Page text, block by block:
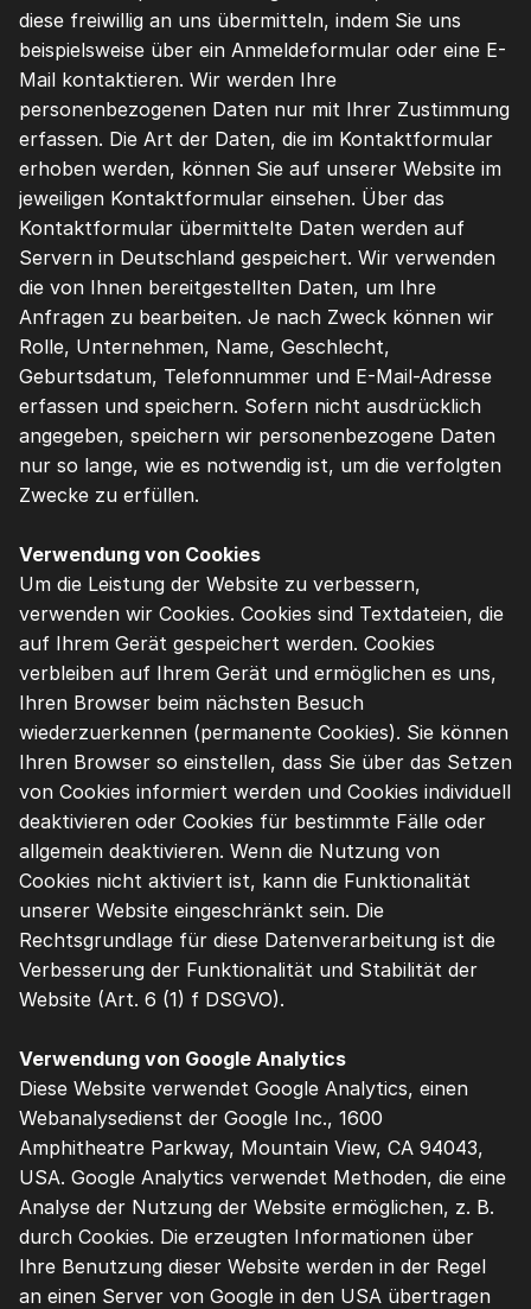
diese freiwillig an uns übermitteln, indem Sie uns
beispielsweise über ein Anmeldeformular oder eine E-
Mail kontaktieren. Wir werden Ihre
personenbezogenen Daten nur mit Ihrer Zustimmung
erfassen. Die Art der Daten, die im Kontaktformular
erhoben werden, können Sie auf unserer Website im
jeweiligen Kontaktformular einsehen. Über das
Kontaktformular übermittelte Daten werden auf
Servern in Deutschland gespeichert. Wir verwenden
die von Ihnen bereitgestellten Daten, um Ihre
Anfragen zu bearbeiten. Je nach Zweck können wir
Rolle, Unternehmen, Name, Geschlecht,
Geburtsdatum, Telefonnummer und E-Mail-Adresse
erfassen und speichern. Sofern nicht ausdrücklich
angegeben, speichern wir personenbezogene Daten
nur so lange, wie es notwendig ist, um die verfolgten
Zwecke zu erfüllen.
Verwendung von Cookies
Um die Leistung der Website zu verbessern,
verwenden wir Cookies. Cookies sind Textdateien, die
auf Ihrem Gerät gespeichert werden. Cookies
verbleiben auf Ihrem Gerät und ermöglichen es uns,
Ihren Browser beim nächsten Besuch
wiederzuerkennen (permanente Cookies). Sie können
Ihren Browser so einstellen, dass Sie über das Setzen
von Cookies informiert werden und Cookies individuell
deaktivieren oder Cookies für bestimmte Fälle oder
allgemein deaktivieren. Wenn die Nutzung von
Cookies nicht aktiviert ist, kann die Funktionalität
unserer Website eingeschränkt sein. Die
Rechtsgrundlage für diese Datenverarbeitung ist die
Verbesserung der Funktionalität und Stabilität der
Website (Art. 6 (1) f DSGVO).
Verwendung von Google Analytics
Diese Website verwendet Google Analytics, einen
Webanalysedienst der Google Inc., 1600
Amphitheatre Parkway, Mountain View, CA 94043,
USA. Google Analytics verwendet Methoden, die eine
Analyse der Nutzung der Website ermöglichen, z. B.
durch Cookies. Die erzeugten Informationen über
Ihre Benutzung dieser Website werden in der Regel
an einen Server von Google in den USA übertragen